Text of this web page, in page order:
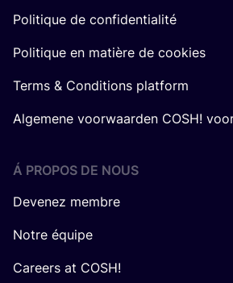
Politique de confidentialité
Politique en matière de cookies
Terms & Conditions platform
Algemene voorwaarden COSH!
Á PROPOS DE NOUS
Devenez membre
Notre équipe
Careers at COSH!